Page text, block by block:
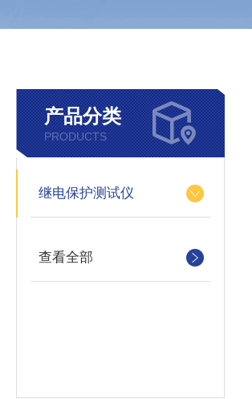
产品分类
PRODUCTS
继电保护测试仪
查看全部